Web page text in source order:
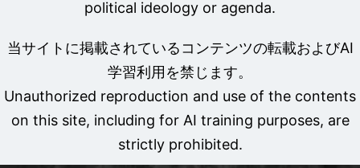
political ideology or agenda.
当サイトに掲載されているコンテンツの転載およびAI
学習利用を禁じます。
Unauthorized reproduction and use of the contents
on this site, including for AI training purposes, are
strictly prohibited.